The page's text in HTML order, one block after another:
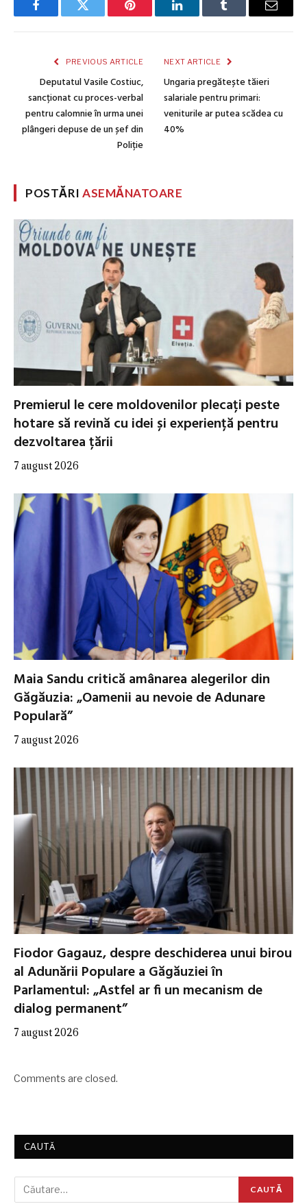
FacebookTwitter Pinterest LinkedInTumblr Email
PREVIOUS ARTICLE
Deputatul Vasile Costiuc,
sancționat cu proces-verbal
pentru calomnie în urma unei
plângeri depuse de un șef din
Poliție
NEXT ARTICLE
Ungaria pregătește tăieri
salariale pentru primari:
veniturile ar putea scădea cu
40%
POSTĂRIASEMĂNATOARE
Premierul le cere moldovenilor plecați peste
hotare să revină cu idei și experiență pentru
dezvoltarea țării
7 august 2026
Maia Sandu critică amânarea alegerilor din
Găgăuzia: „Oamenii au nevoie de Adunare
Populară”
7 august 2026
Fiodor Gagauz, despre deschiderea unui birou
al Adunării Populare a Găgăuziei în
Parlamentul: „Astfel ar fi un mecanism de
dialog permanent”
7 august 2026
Comments are closed.
CAUTĂ